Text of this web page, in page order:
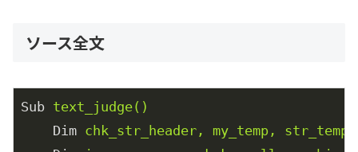
ソース全文
Sub text_judge()
Dim chk_str_header, my_temp,